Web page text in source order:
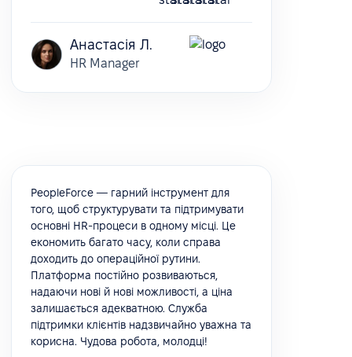
Анастасія Л.
HR Manager
PeopleForce — гарний інструмент для
того, щоб структурувати та підтримувати
основні HR-процеси в одному місці. Це
економить багато часу, коли справа
доходить до операційної рутини.
Платформа постійно розвиваються,
надаючи нові й нові можливості, а ціна
залишається адекватною. Служба
підтримки клієнтів надзвичайно уважна та
корисна. Чудова робота, молодці!